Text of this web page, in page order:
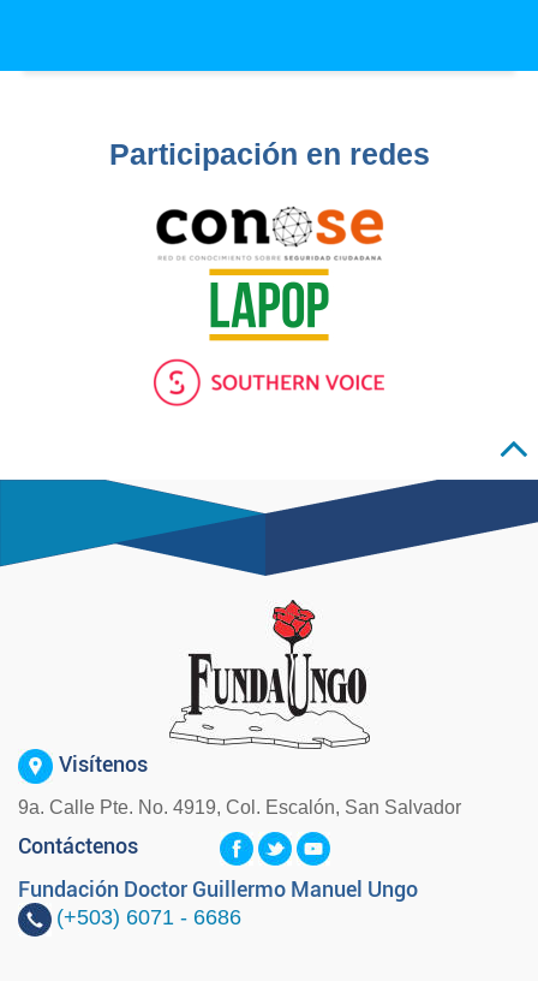
Participación en redes
Visítenos
9a. Calle Pte. No. 4919, Col. Escalón, San Salvador
Contáctenos
Fundación Doctor Guillermo Manuel Ungo
(+503) 6071 - 6686